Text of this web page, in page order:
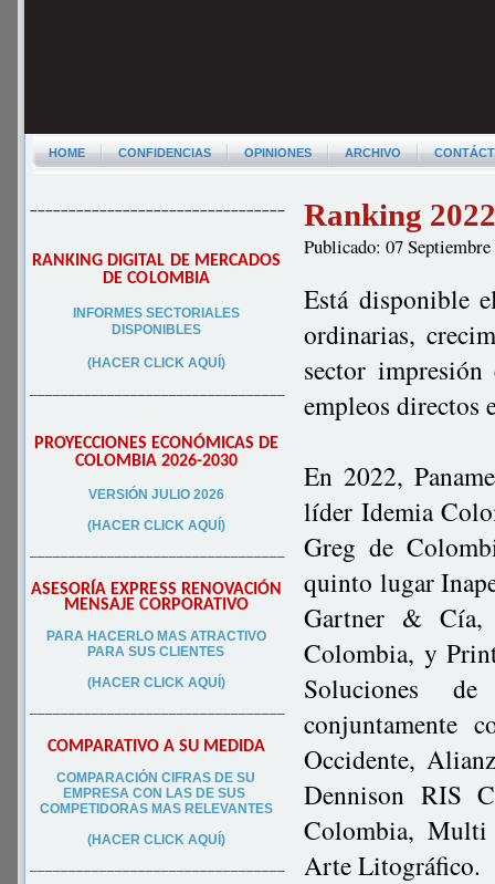
HOME CONFIDENCIAS OPINIONES ARCHIVO
–––––––––––––––––––––––––––––––––
RANKING DIGITAL DE MERCADOS
DE COLOMBIA
INFORMES SECTORIALES
DISPONIBLES
(HACER CLICK AQUÍ)
–––––––––––––––––––––––––––––––––
PROYECCIONES ECONÓMICAS DE
COLOMBIA 2026-2030
VERSIÓN JULIO 2026
(HACER CLICK AQUÍ)
–––––––––––––––––––––––––––––––––
ASESORÍA EXPRESS RENOVACIÓN
MENSAJE CORPORATIVO
PARA HACERLO MAS ATRACTIVO
PARA SUS CLIENTES
(HACER CLICK AQUÍ)
–––––––––––––––––––––––––––––––––
COMPARATIVO A SU MEDIDA
COMPARACIÓN CIFRAS DE SU
EMPRESA CON LAS DE SUS
COMPETIDORAS MAS RELEVANTES
(HACER CLICK AQUÍ)
–––––––––––––––––––––––––––––––––
Ranking
Publicado: 07
Está disponible
ordinarias,
sector
empleos directos
En 2022,
líder Idemia
Greg de
quinto lugar
Gartner & Cía,
Colombia, y
Soluciones
conjuntamente
Occidente,
Dennison RIS
Colombia, Multi
Arte Litográfico.